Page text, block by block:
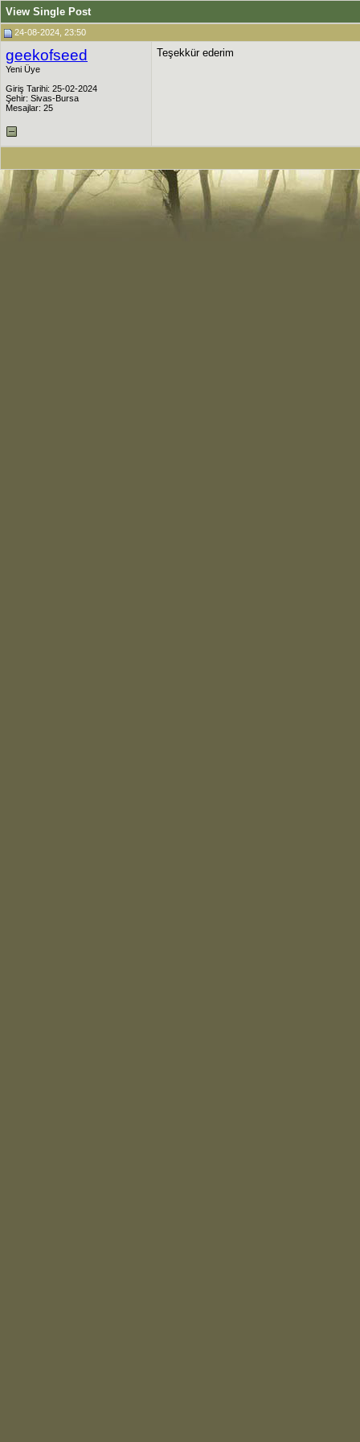
View Single Post
24-08-2024, 23:50
geekofseed
Yeni Üye
Giriş Tarihi: 25-02-2024
Şehir: Sivas-Bursa
Mesajlar: 25
Teşekkür ederim